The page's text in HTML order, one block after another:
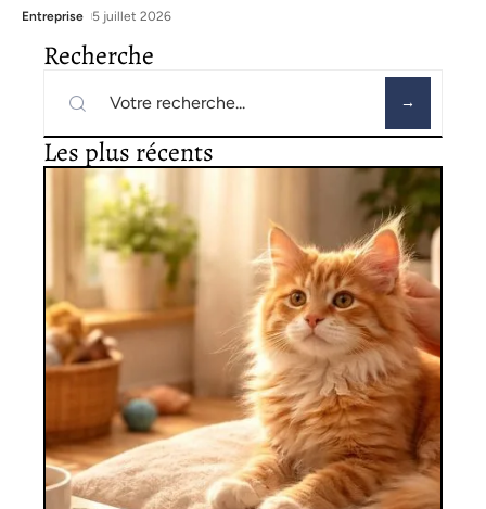
Entreprise 5 juillet 2026
Recherche
Les plus récents